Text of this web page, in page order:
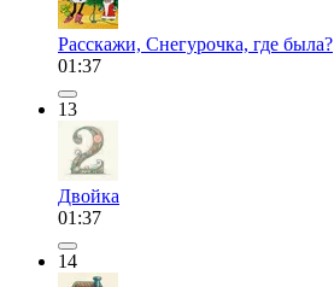
Расскажи, Снегурочка, где была?
01:37
13
Двойка
01:37
14